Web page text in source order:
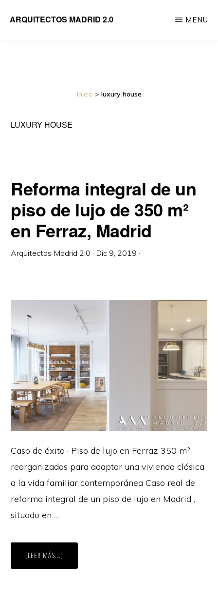
ARQUITECTOS MADRID 2.0
dirigida
MENU
Inicio > luxury house
LUXURY HOUSE
Reforma integral de un
piso de lujo de 350 m²
en Ferraz, Madrid
Arquitectos Madrid 2.0 · Dic 9, 2019 ·
Caso de éxito · Piso de lujo en Ferraz 350 m²
reorganizados para adaptar una vivienda clásica
a la vida familiar contemporánea Caso real de
reforma integral de un piso de lujo en Madrid ,
situado en …
[LEER MÁS...]
REFORMA